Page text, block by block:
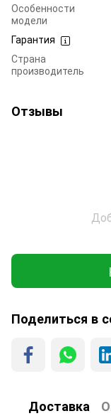
Особенности
модели
Гарантия
Страна
производитель
Отзывы
Поделиться в
Доставка